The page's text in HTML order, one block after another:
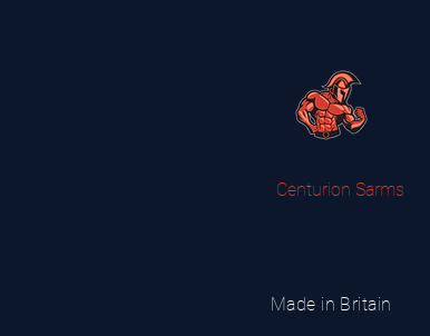
Centurion Sarms
Made in Britain